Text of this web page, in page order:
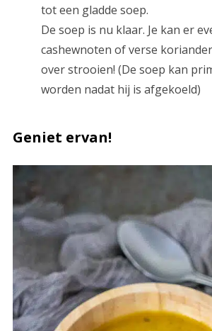
tot een gladde soep.
De soep is nu klaar. Je kan er
cashewnoten of verse
over strooien! (De soep kan
worden nadat hij is afgekoeld)
Geniet ervan!